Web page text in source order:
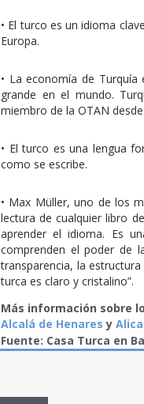
• El turco es un idioma
Europa.
• La economía de
grande en el mundo.
miembro de la OTAN
• El turco es una lengua
como se escribe.
• Max Müller, uno de los
lectura de cualquier libro
aprender el idioma. Es
comprenden el poder de
transparencia, la
turca es claro y cristalino”.
Más información sobre
Alcalá de Henares y
Fuente: Casa Turca en